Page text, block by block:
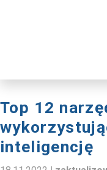
Top 12
inteligencję